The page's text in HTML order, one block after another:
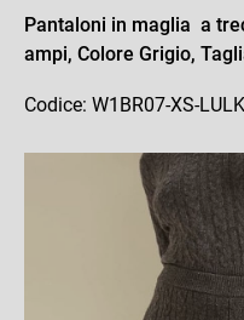
Pantaloni in maglia a
ampi, Colore Grigio,
Codice: W1BR07-XS-